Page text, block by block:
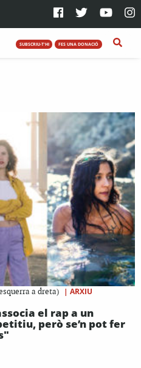
SUBSCRIU-T'HI FES UNA DONACIÓ
a dreta) | ARXIU
el rap a un
però se’n pot fer